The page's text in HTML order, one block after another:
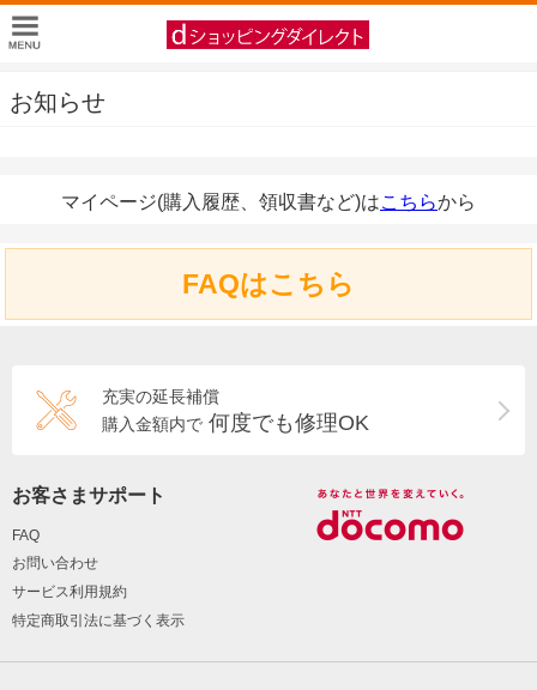
お知らせ
マイページ(購入履歴、領収書など)はこちらから
FAQはこちら
充実の延長補償
購入金額内で 何度でも修理OK
お客さまサポート
FAQ
お問い合わせ
サービス利用規約
特定商取引法に基づく表示